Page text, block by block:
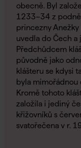
obecně. Byl
1233–34 z
princezny
uvedla do Čech
Předchůdcem
původně jako
klášteru se kdysi
byla mimořádnou
Kromě tohoto
založila i jediný
křižovníků s
svatořečena v r.